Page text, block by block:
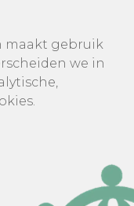
maakt gebruik
we in